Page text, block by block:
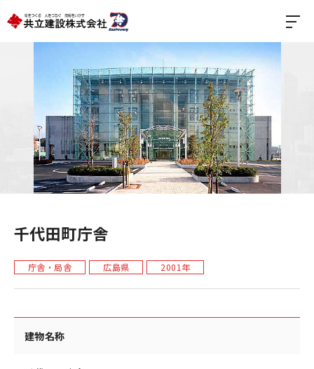
千代田町庁舎
庁舎・局舎 広島県 2001年
建物名称